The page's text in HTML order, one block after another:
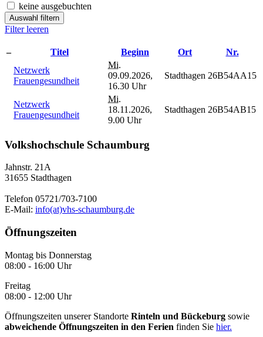
keine ausgebuchten
Auswahl filtern
Filter leeren
– Titel Beginn Ort
Nr.
Netzwerk
Frauengesundheit
Mi.
09.09.2026,
16.30 Uhr
Stadthagen 26B54AA15
Netzwerk
Frauengesundheit
Mi.
18.11.2026,
9.00 Uhr
Stadthagen 26B54AB15
Volkshochschule Schaumburg
Jahnstr. 21A
31655 Stadthagen
Telefon 05721/703-7100
E-Mail: info(at)vhs-schaumburg.de
Öffnungszeiten
Montag bis Donnerstag
08:00 - 16:00 Uhr
Freitag
08:00 - 12:00 Uhr
Öffnungszeiten unserer Standorte Rinteln und Bückeburg sowie
abweichende Öffnungszeiten in den Ferien finden Sie hier.